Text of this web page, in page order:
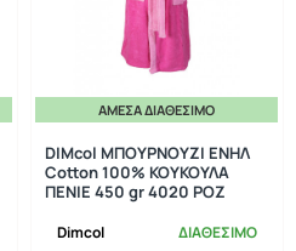
ΆΜΕΣΑ ΔΙΑΘΈΣΙΜΟ
Dimcol ΔΙΑΘΕΣΙΜΟ
DIMcol ΜΠΟΥΡΝΟΥΖΙ ΕΝΗΛ
Cotton 100% ΚΟΥΚΟΥΛΑ
ΠΕΝΙΕ 450 gr 4020 ΡΟΖ